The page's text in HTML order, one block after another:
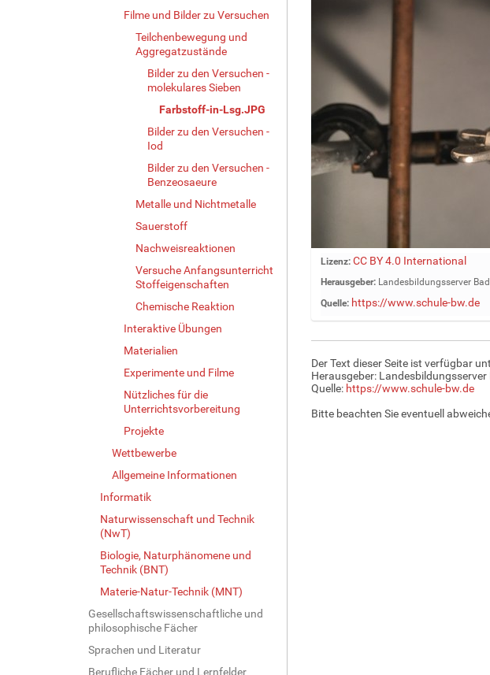
Filme und Bilder zu Versuchen
Teilchenbewegung und
Aggregatzustände
Bilder zu den Versuchen -
molekulares Sieben
Farbstoff-in-Lsg.JPG
Bilder zu den Versuchen -
Iod
Bilder zu den Versuchen -
Benzeosaeure
Metalle und Nichtmetalle
Sauerstoff
Nachweisreaktionen
Versuche Anfangsunterricht
Stoffeigenschaften
Chemische Reaktion
Interaktive Übungen
Materialien
Experimente und Filme
Nützliches für die
Unterrichtsvorbereitung
Projekte
Wettbewerbe
Allgemeine Informationen
Informatik
Naturwissenschaft und Technik
(NwT)
Biologie, Naturphänomene und
Technik (BNT)
Materie-Natur-Technik (MNT)
Gesellschaftswissenschaftliche und
philosophische Fächer
Sprachen und Literatur
Berufliche Fächer und Lernfelder
Z
g
e
B
l
d
n
Lizenz: CC BY 4.0 International
Herausgeber:Landesbildungsserver
Quelle: https://www.schule-bw.de
Der Text dieser Seite ist verfügbar
Herausgeber:
Quelle: https://www.schule-bw.de
Bitte beachten Sie eventuell